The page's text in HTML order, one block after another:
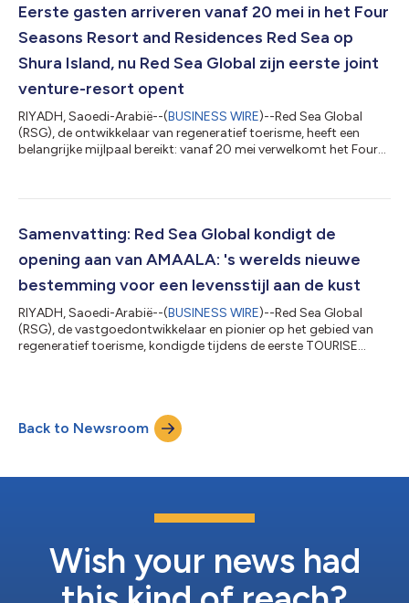
achtergrond van indrukwekkende kliffen aan de kust, beschutte
baaien, ongerepte stran...
Eerste gasten arriveren vanaf 20 mei in het Four
Seasons Resort and Residences Red Sea op
Shura Island, nu Red Sea Global zijn eerste joint
venture-resort opent
RIYADH, Saoedi-Arabië--(BUSINESS WIRE)--Red Sea Global
(RSG), de ontwikkelaar van regeneratief toerisme, heeft een
belangrijke mijlpaal bereikt: vanaf 20 mei verwelkomt het Four
bedrijf dat via een joint venture is ontwikkeld en nu op de markt
Holding Company (KHC), vormt een gezamenlijke mijlpaal voor
Samenvatting: Red Sea Global kondigt de
opening aan van AMAALA: 's werelds nieuwe
bestemming voor een levensstijl aan de kust
RIYADH, Saoedi-Arabië--(BUSINESS WIRE)--Red Sea Global
(RSG), de vastgoedontwikkelaar en pionier op het gebied van
regeneratief toerisme, kondigde tijdens de eerste TOURISE
het Hijaz-gebergte en de Rode Zee samenkomen, zal in de
komende maanden zijn deuren openen. “Afgeleid van het
Arabische woord voor hoop, biedt AM...
Back to Newsroom
Wish your news had